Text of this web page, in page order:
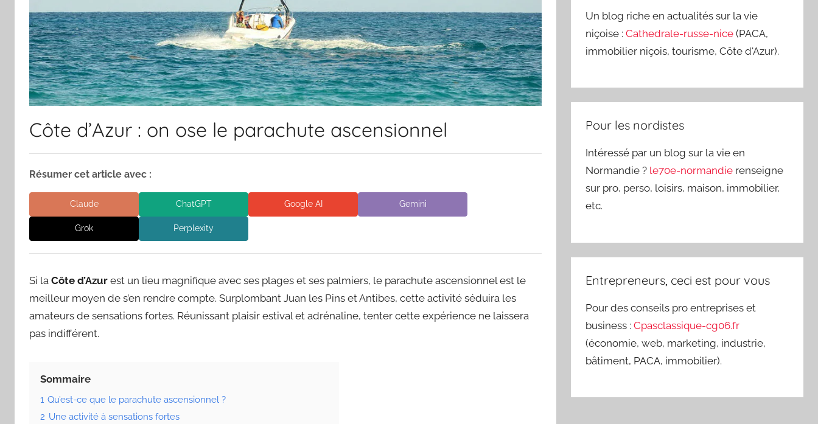
Côte d’Azur : on ose le parachute ascensionnel
Résumer cet article avec :
Claude ChatGPT Google AI Gemini
Grok Perplexity
Si la Côte d’Azur est un lieu magnifique avec ses plages et ses palmiers, le parachute ascensionnel est le
meilleur moyen de s’en rendre compte. Surplombant Juan les Pins et Antibes, cette activité séduira les
amateurs de sensations fortes. Réunissant plaisir estival et adrénaline, tenter cette expérience ne laissera
pas indifférent.
Sommaire
1 Qu’est-ce que le parachute ascensionnel ?
2 Une activité à sensations fortes
Un blog riche en actualités sur la vie
niçoise :Cathedrale-russe-nice(PACA,
immobilier niçois, tourisme, Côte d'Azur).
Pour les nordistes
Intéressé par un blog sur la vie en
Normandie ? le70e-normandie renseigne
sur pro, perso, loisirs, maison, immobilier,
etc.
Entrepreneurs, ceci est pour vous
Pour des conseils pro entreprises et
business :Cpasclassique-cg06.fr
(économie, web, marketing, industrie,
bâtiment, PACA, immobilier).